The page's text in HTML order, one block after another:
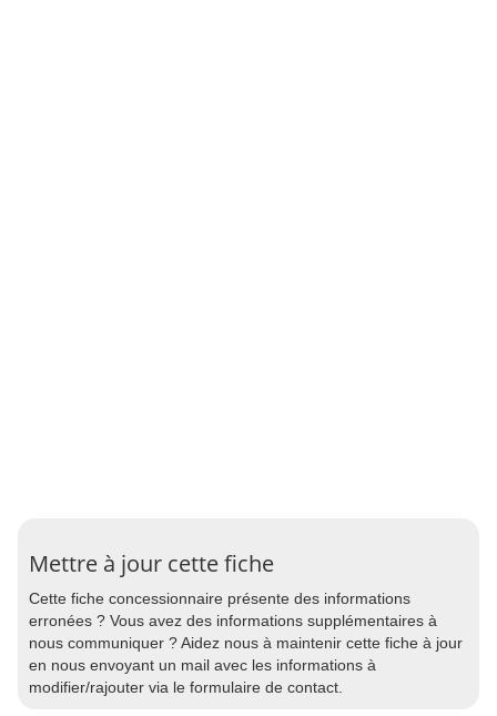
Mettre à jour cette fiche
Cette fiche concessionnaire présente des informations
erronées ? Vous avez des informations supplémentaires à
nous communiquer ? Aidez nous à maintenir cette fiche à jour
en nous envoyant un mail avec les informations à
modifier/rajouter via le formulaire de contact.